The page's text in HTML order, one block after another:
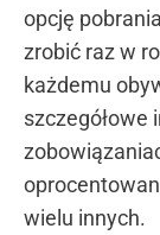
opcję pobrania
zrobić raz w
każdemu
szczegółowe
wielu innych.